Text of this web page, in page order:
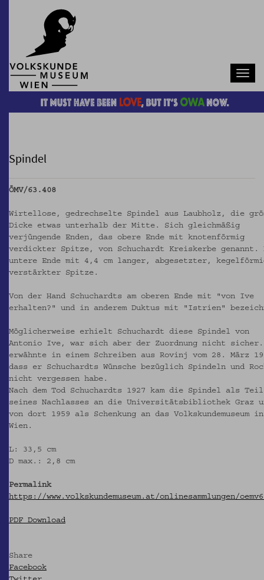
Spindel
ÖMV/63.408
Wirtellose, gedrechselte Spindel aus Laubholz, die
Dicke etwas unterhalb der Mitte. Sich gleichmäßig
verjüngende Enden, das obere Ende mit knotenförmig
verdickter Spitze, von Schuchardt Kreiskerbe genannt.
untere Ende mit 4,4 cm langer, abgesetzter,
verstärkter Spitze.
Von der Hand Schuchardts am oberen Ende mit "von Ive
erhalten?" und in anderem Duktus mit "Istrien"
Möglicherweise erhielt Schuchardt diese Spindel von
Antonio Ive, war sich aber der Zuordnung nicht
erwähnte in einem Schreiben aus Rovinj vom 28. März
dass er Schuchardts Wünsche bezüglich Spindeln und
nicht vergessen habe.
Nach dem Tod Schuchardts 1927 kam die Spindel als Teil
seines Nachlasses an die Universitätsbibliothek Graz
von dort 1959 als Schenkung an das Volkskundemuseum in
Wien.
L: 33,5 cm
D max.: 2,8 cm
Permalink
https://www.volkskundemuseum.at/onlinesammlungen/
PDF Download
Share
Facebook